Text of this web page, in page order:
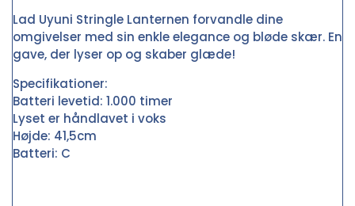
Lad Uyuni Stringle Lanternen forvandle dine
omgivelser med sin enkle elegance og bløde skær. En
gave, der lyser op og skaber glæde!
Specifikationer:
Batteri levetid: 1.000 timer
Lyset er håndlavet i voks
Højde: 41,5cm
Batteri: C